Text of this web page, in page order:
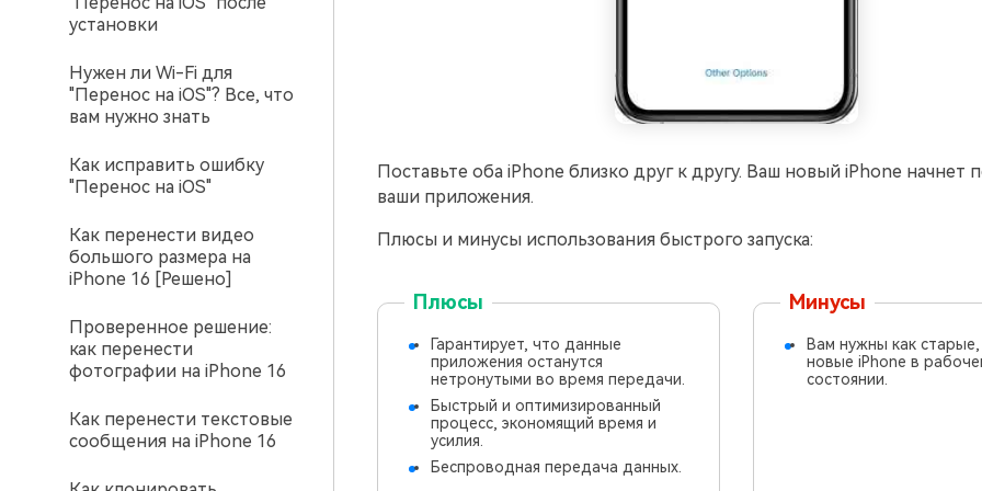
установки
Нужен ли Wi-Fi для
"Перенос на iOS"? Все, что
вам нужно знать
Как исправить ошибку
"Перенос на iOS"
Как перенести видео
большого размера на
iPhone 16 [Решено]
Проверенное решение:
как перенести
фотографии на iPhone 16
Как перенести текстовые
сообщения на iPhone 16
Поставьте оба iPhone близко друг к другу. Ваш новый iPhone начнет
ваши приложения.
Плюсы и минусы использования быстрого запуска:
Плюсы
Гарантирует, что данные
приложения останутся
нетронутыми во время передачи.
Быстрый и оптимизированный
процесс, экономящий время и
усилия.
Беспроводная передача данных.
Минусы
Вам нужны как старые,
новые iPhone в
состоянии.